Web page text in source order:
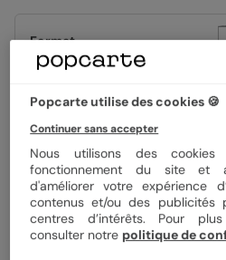
Format
Quantité
3,99 €
Popcarte utilise des cookies 🍪
Continuer sans accepter
Nous utilisons des
fonctionnement du site et
d'améliorer votre expérience
contenus et/ou des publicités
centres d’intérêts. Pour
consulter notre politique de